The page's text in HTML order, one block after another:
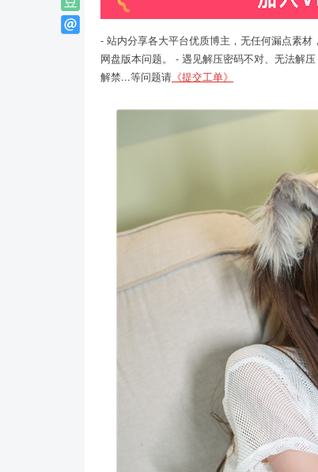
- 站内分享各大平台优质博主，无任何漏点素
网盘版本问题。 - 遇见解压密码不对、无法解
解禁...等问题请 《提交工单》